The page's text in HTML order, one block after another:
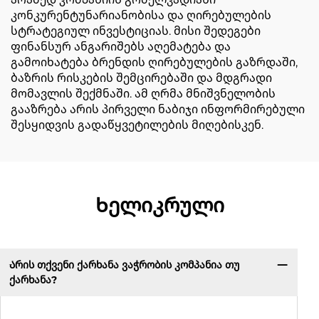
კონკურენტუნარიანობისა და ღირებულების
სტრატეგიულ ინვესტიციას. მისი შედეგები
ფინანსურ ანგარიშებს აღემატება და
გამოიხატება ბრენდის ღირებულების გაზრდაში,
ბაზრის რისკების შემცირებაში და მდგრადი
მომავლის შექმნაში. ამ ღრმა მნიშვნელობის
გააზრება არის პირველი ნაბიჯი ინფორმირებული
შესყიდვის გადაწყვეტილების მიღებისკენ.
Ხელიკრული
Არის თქვენი ქარხანა ვაჭრობის კომპანია თუ
ქარხანა?